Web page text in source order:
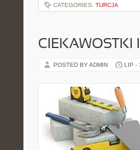
CATEGORIES: TURCJA
CIEKAWOSTKI
POSTED BY ADMIN LIP -